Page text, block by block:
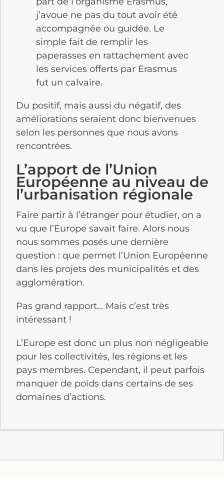
j’avoue ne pas du tout avoir été
accompagnée ou guidée. Le
simple fait de remplir les
paperasses en rattachement avec
les services offerts par Erasmus
fut un calvaire.
Du positif, mais aussi du négatif, des
améliorations seraient donc bienvenues
selon les personnes que nous avons
rencontrées.
L’apport de l’Union
Européenne au niveau de
l’urbanisation régionale
Faire partir à l’étranger pour étudier, on a
vu que l’Europe savait faire. Alors nous
nous sommes posés une dernière
question : que permet l’Union Européenne
dans les projets des municipalités et des
agglomération.
Pas grand rapport… Mais c’est très
intéressant !
L’Europe est donc un plus non négligeable
pour les collectivités, les régions et les
pays membres. Cependant, il peut parfois
manquer de poids dans certains de ses
domaines d’actions.